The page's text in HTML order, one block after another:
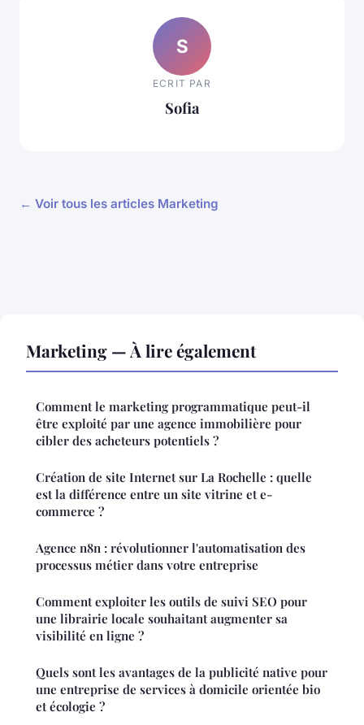
S
ECRIT PAR
Sofia
← Voir tous les articles Marketing
Marketing — À lire également
Comment le marketing programmatique peut-il
être exploité par une agence immobilière pour
cibler des acheteurs potentiels ?
Création de site Internet sur La Rochelle : quelle
est la différence entre un site vitrine et e-
commerce ?
Agence n8n : révolutionner l'automatisation des
processus métier dans votre entreprise
Comment exploiter les outils de suivi SEO pour
une librairie locale souhaitant augmenter sa
visibilité en ligne ?
Quels sont les avantages de la publicité native pour
une entreprise de services à domicile orientée bio
et écologie ?